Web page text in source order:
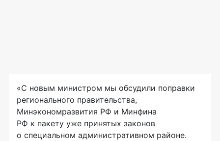
«С новым министром мы обсудили поправки
регионального правительства,
Минэкономразвития РФ и Минфина
РФ к пакету уже принятых законов
о специальном административном районе.